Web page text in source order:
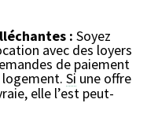
: Soyez
avec des loyers
de paiement
logement. Si une offre
elle l’est peut-